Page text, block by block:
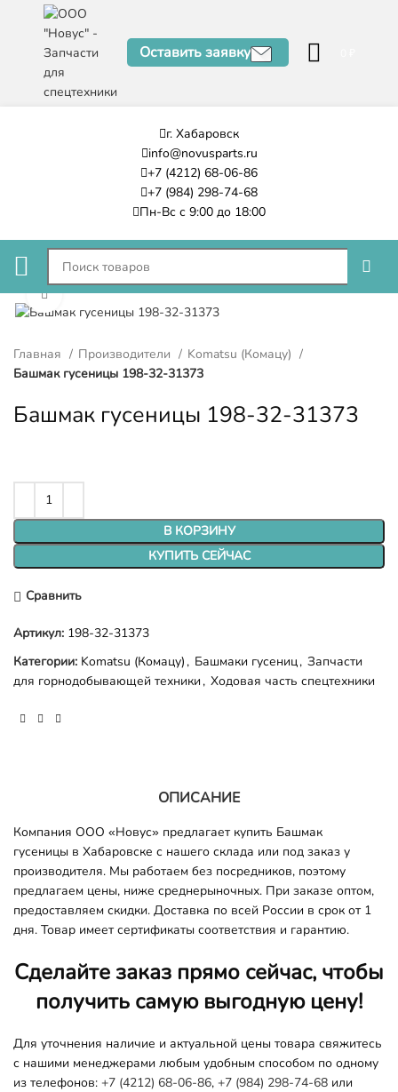
Оставить заявку
г. Хабаровск
info@novusparts.ru
+7 (4212) 68-06-86
+7 (984) 298-74-68
Пн-Вс с 9:00 до 18:00
Нажмите, чтобы увеличить
Главная Производители
Komatsu (Комацу)
Башмак гусеницы 198-32-31373
Башмак гусеницы 198-32-31373
В КОРЗИНУ
КУПИТЬ СЕЙЧАС
Сравнить
Артикул: 198-32-31373
Категории: Komatsu (Комацу) , Башмаки гусениц, Запчасти
для горнодобывающей техники , Ходовая часть спецтехники
ОПИСАНИЕ
Компания ООО «Новус» предлагает купить Башмак
гусеницы в Хабаровске с нашего склада или под заказ у
производителя. Мы работаем без посредников, поэтому
предлагаем цены, ниже среднерыночных. При заказе оптом,
предоставляем скидки. Доставка по всей России в срок от 1
дня. Товар имеет сертификаты соответствия и гарантию.
Сделайте заказ прямо сейчас, чтобы
получить самую выгодную цену!
Для уточнения наличие и актуальной цены товара свяжитесь
с нашими менеджерами любым удобным способом по одному
из телефонов: +7 (4212) 68-06-86, +7 (984) 298-74-68 или